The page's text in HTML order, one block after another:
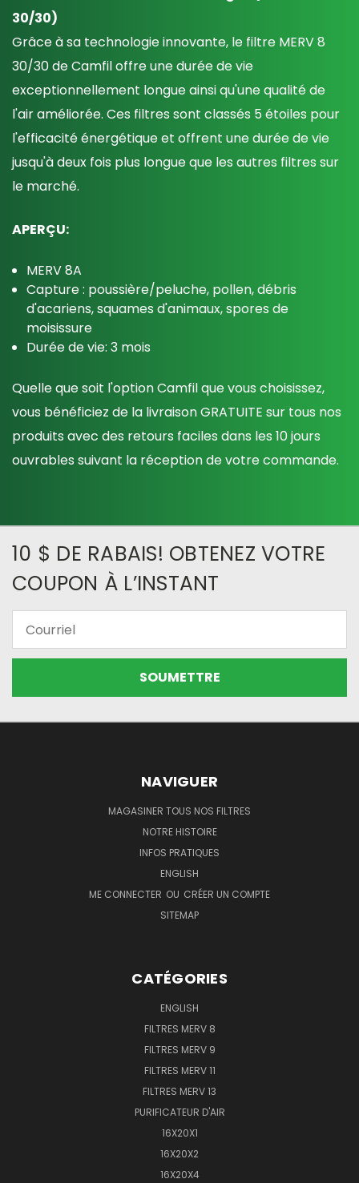
30/30)
Grâce à sa technologie innovante, le filtre MERV 8
30/30 de Camfil offre une durée de vie
exceptionnellement longue ainsi qu'une qualité de
l'air améliorée. Ces filtres sont classés 5 étoiles pour
l'efficacité énergétique et offrent une durée de vie
jusqu'à deux fois plus longue que les autres filtres sur
le marché.
APERÇU:
MERV 8A
Capture : poussière/peluche, pollen, débris
d'acariens, squames d'animaux, spores de
moisissure
Durée de vie: 3 mois
Quelle que soit l'option Camfil que vous choisissez,
vous bénéficiez de la livraison GRATUITE sur tous nos
produits avec des retours faciles dans les 10 jours
ouvrables suivant la réception de votre commande.
10 $ DE RABAIS! OBTENEZ VOTRE
COUPON À L’INSTANT
NAVIGUER
MAGASINER TOUS NOS FILTRES
NOTRE HISTOIRE
INFOS PRATIQUES
ENGLISH
ME CONNECTER OU CRÉER UN COMPTE
SITEMAP
CATÉGORIES
ENGLISH
FILTRES MERV 8
FILTRES MERV 9
FILTRES MERV 11
FILTRES MERV 13
PURIFICATEUR D'AIR
16X20X1
16X20X2
16X20X4